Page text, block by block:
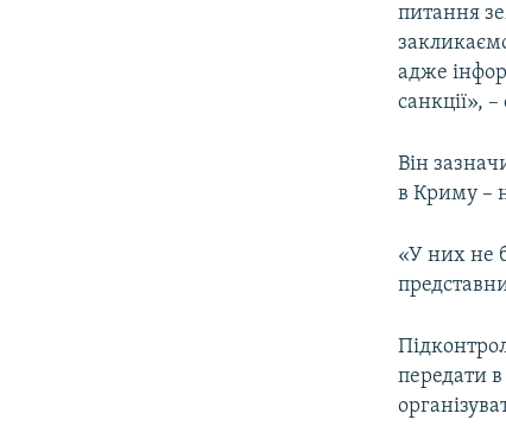
питання
адже
санкції»,
Він
в Криму –
«У них не
передати